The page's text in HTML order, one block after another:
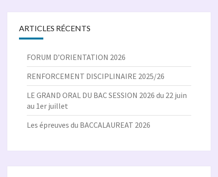
ARTICLES RÉCENTS
FORUM D’ORIENTATION 2026
RENFORCEMENT DISCIPLINAIRE 2025/26
LE GRAND ORAL DU BAC SESSION 2026 du 22 juin
au 1er juillet
Les épreuves du BACCALAUREAT 2026